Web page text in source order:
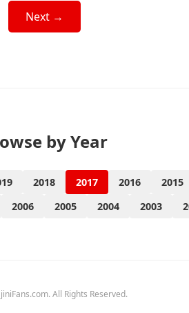
Next →
by Year
2018 2017 2016 2015
2006 2005 2004 2003
All Rights Reserved.